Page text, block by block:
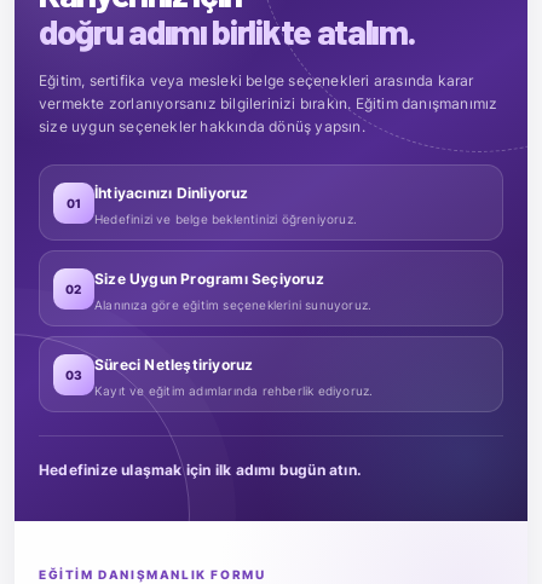
doğru adımı birlikte atalım.
Eğitim, sertifika veya mesleki belge seçenekleri arasında karar
vermekte zorlanıyorsanız bilgilerinizi bırakın. Eğitim danışmanımız
size uygun seçenekler hakkında dönüş yapsın.
01
İhtiyacınızı Dinliyoruz
Hedefinizi ve belge beklentinizi öğreniyoruz.
02
Size Uygun Programı Seçiyoruz
Alanınıza göre eğitim seçeneklerini sunuyoruz.
03
Süreci Netleştiriyoruz
Kayıt ve eğitim adımlarında rehberlik ediyoruz.
Hedefinize ulaşmak için ilk adımı bugün atın.
EĞİTİM DANIŞMANLIK FORMU